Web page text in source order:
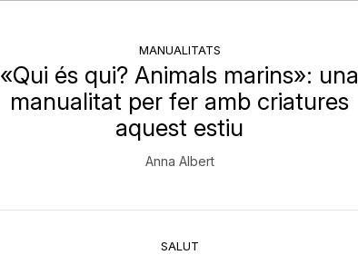
MANUALITATS
«Qui és qui? Animals marins»: una
manualitat per fer amb criatures
aquest estiu
Anna Albert
SALUT